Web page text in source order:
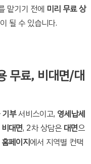
맡기기 전에 미리 무료 상
될 수 있습니다.
무료, 비대면/대
부서비스이고, 영세납세
비대면, 2차 상담은 대면으
페이지에서 지역별 컨택